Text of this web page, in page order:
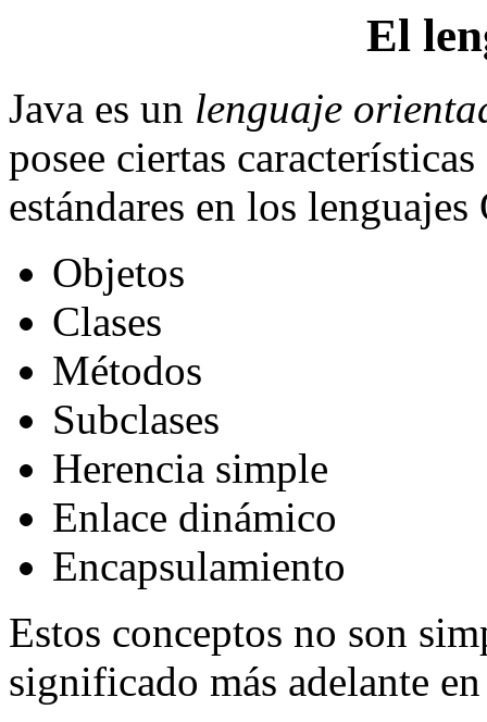
El
Java es un lenguaje
posee ciertas
estándares en los lenguajes
Objetos
Clases
Métodos
Subclases
Herencia simple
Enlace dinámico
Encapsulamiento
Estos conceptos no son
significado más adelante